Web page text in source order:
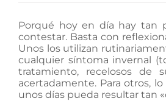
Porqué hoy en día hay tan
contestar. Basta con
Unos los utilizan
cualquier síntoma invernal
tratamiento, recelosos de
acertadamente. Para otros,
unos días pueda resultar tan